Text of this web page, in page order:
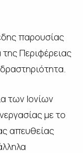
παρουσίας
Περιφέρειας
των Ιονίων
με το
απευθείας